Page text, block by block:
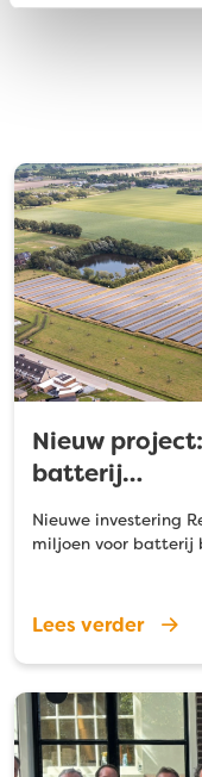
Nieuw
batterij…
Nieuwe investering
miljoen voor batterij
Lees verder